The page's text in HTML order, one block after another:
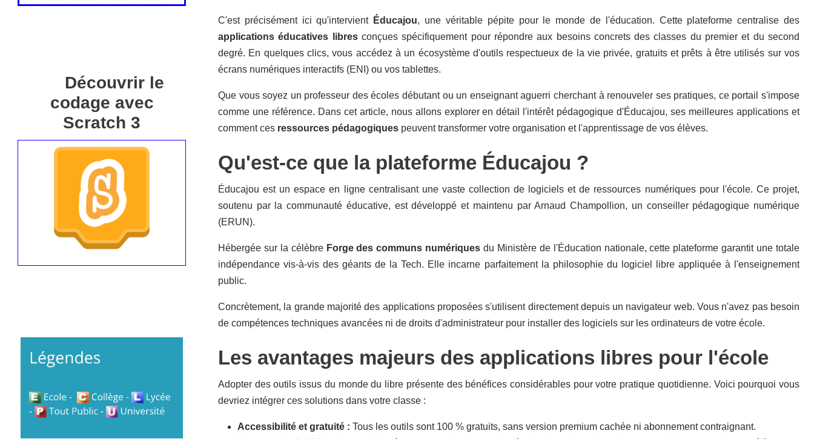
Découvrir le
codage avec
Scratch 3
C'est précisément ici qu'intervient Éducajou, une véritable pépite pour le monde de l'éducation. Cette plateforme centralise des
applications éducatives libresconçues spécifiquement pour répondre aux besoins concrets des classes du premier et du second
degré. En quelques clics, vous accédez à un écosystème d'outils respectueux de la vie privée, gratuits et prêts à être utilisés sur vos
écrans numériques interactifs (ENI) ou vos tablettes.
Que vous soyez un professeur des écoles débutant ou un enseignant aguerri cherchant à renouveler ses pratiques, ce portail s'impose
comme une référence. Dans cet article, nous allons explorer en détail l'intérêt pédagogique d'Éducajou, ses meilleures applications et
comment ces ressources pédagogiques peuvent transformer votre organisation et l'apprentissage de vos élèves.
Qu'est-ce que la plateforme Éducajou ?
Éducajou est un espace en ligne centralisant une vaste collection de logiciels et de ressources numériques pour l'école. Ce projet,
soutenu par la communauté éducative, est développé et maintenu par Arnaud Champollion, un conseiller pédagogique numérique
(ERUN).
Hébergée sur la célèbre Forge des communs numériques du Ministère de l'Éducation nationale, cette plateforme garantit une totale
indépendance vis-à-vis des géants de la Tech. Elle incarne parfaitement la philosophie du logiciel libre appliquée à l'enseignement
public.
Concrètement, la grande majorité des applications proposées s'utilisent directement depuis un navigateur web. Vous n'avez pas besoin
de compétences techniques avancées ni de droits d'administrateur pour installer des logiciels sur les ordinateurs de votre école.
Les avantages majeurs des applications libres pour l'école
Adopter des outils issus du monde du libre présente des bénéfices considérables pour votre pratique quotidienne. Voici pourquoi vous
devriez intégrer ces solutions dans votre classe :
Accessibilité et gratuité : Tous les outils sont 100 % gratuits, sans version premium cachée ni abonnement contraignant.